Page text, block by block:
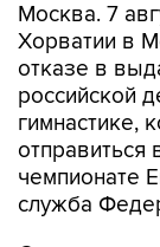
Москва. 7
Хорватии в
отказе в
российской
гимнастике,
отправиться
чемпионате
служба